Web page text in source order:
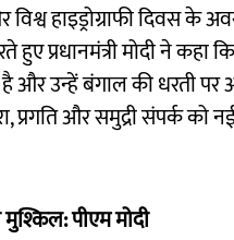
विश्व हाइड्रोग्राफी
प्रधानमंत्री मोदी ने
है और उन्हें बंगाल की धरती
और समुद्री संपर्क को
पीएम मोदी